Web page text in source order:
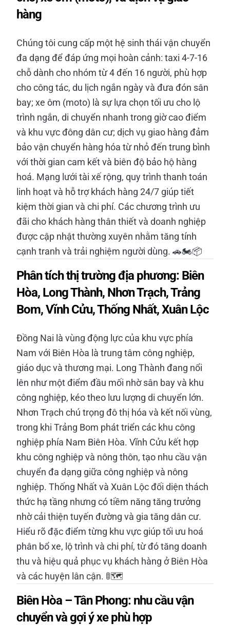
hàng
Chúng tôi cung cấp một hệ sinh thái vận chuyển
đa dạng để đáp ứng mọi hoàn cảnh: taxi 4-7-16
chỗ dành cho nhóm từ 4 đến 16 người, phù hợp
cho công tác, du lịch ngắn ngày và đưa đón sân
bay; xe ôm (moto) là sự lựa chọn tối ưu cho lộ
trình ngắn, di chuyển nhanh trong giờ cao điểm
và khu vực đông dân cư; dịch vụ giao hàng đảm
bảo vận chuyển hàng hóa từ nhỏ đến trung bình
với thời gian cam kết và biên độ bảo hộ hàng
hoá. Mạng lưới tài xế rộng, quy trình thanh toán
linh hoạt và hỗ trợ khách hàng 24/7 giúp tiết
kiệm thời gian và chi phí. Các chương trình ưu
đãi cho khách hàng thân thiết và doanh nghiệp
được cập nhật thường xuyên nhằm tăng tính
cạnh tranh và trải nghiệm người dùng. 🚗🏍️📦
Phân tích thị trường địa phương: Biên
Hòa, Long Thành, Nhơn Trạch, Trảng
Bom, Vĩnh Cửu, Thống Nhất, Xuân Lộc
Đồng Nai là vùng động lực của khu vực phía
Nam với Biên Hòa là trung tâm công nghiệp,
giáo dục và thương mại. Long Thành đang nổi
lên như một điểm đầu mối nhờ sân bay và khu
công nghiệp, kéo theo lưu lượng di chuyển lớn.
Nhơn Trạch chú trọng đô thị hóa và kết nối vùng,
trong khi Trảng Bom phát triển các khu công
nghiệp phía Nam Biên Hòa. Vĩnh Cửu kết hợp
khu công nghiệp và nông thôn, tạo nhu cầu vận
chuyển đa dạng giữa công nghiệp và nông
nghiệp. Thống Nhất và Xuân Lộc đối diện thách
thức hạ tầng nhưng có tiềm năng tăng trưởng
nhờ cải thiện tuyến đường và gia tăng dân cư.
Hiểu rõ đặc điểm từng khu vực giúp tối ưu hoá
phân bổ xe, lộ trình và chi phí, từ đó tăng doanh
thu và hiệu quả phục vụ khách hàng ở Biên Hòa
và các huyện lân cận. 🚦🗺️
Biên Hòa – Tân Phong: nhu cầu vận
chuyển và gợi ý xe phù hợp